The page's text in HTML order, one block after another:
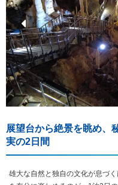
展望台から絶景を眺め、
実の2日間
雄大な自然と独自の文化が息づ